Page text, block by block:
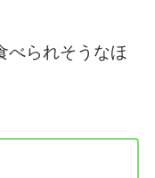
べられそうなほ